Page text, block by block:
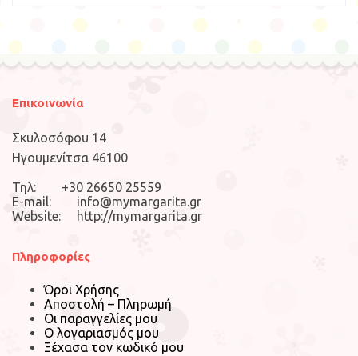
Επικοινωνία
Σκυλοσόφου 14
Ηγουμενίτσα 46100
Τηλ: +30 26650 25559
E-mail: info@mymargarita.gr
Website: http://mymargarita.gr
Πληροφορίες
Όροι Χρήσης
Αποστολή – Πληρωμή
Οι παραγγελίες μου
Ο λογαριασμός μου
Ξέχασα τον κωδικό μου